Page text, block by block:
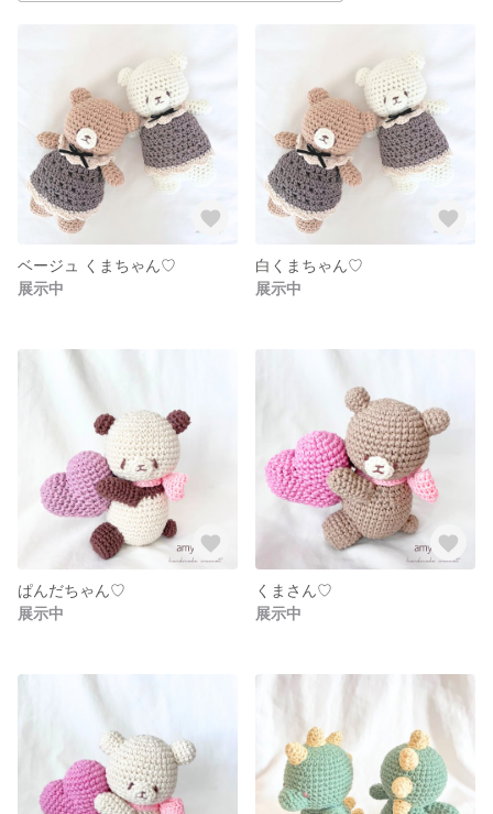
ベージュ くまちゃん♡
展示中
白くまちゃん♡
展示中
ぱんだちゃん♡
展示中
くまさん♡
展示中